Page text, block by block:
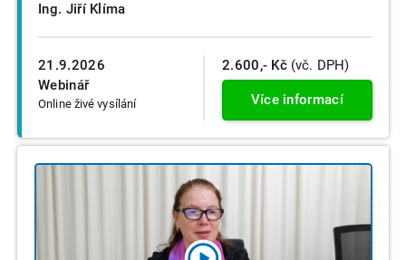
21.9.2026
Webinář
Online živé vysílání
Ing. Jiří Klíma
2.600,- Kč (vč. DPH)
Více informací